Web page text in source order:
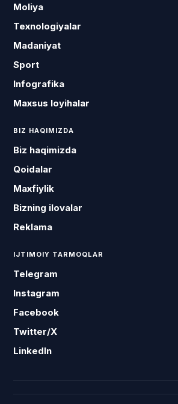
Moliya
Texnologiyalar
Madaniyat
Sport
Infografika
Maxsus loyihalar
BIZ HAQIMIZDA
Biz haqimizda
Qoidalar
Maxfiylik
Bizning ilovalar
Reklama
IJTIMOIY TARMOQLAR
Telegram
Instagram
Facebook
Twitter/X
LinkedIn